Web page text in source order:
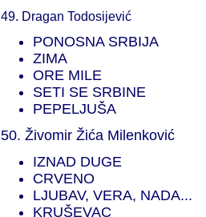
49. Dragan Todosijević
PONOSNA SRBIJA
ZIMA
ORE MILE
SETI SE SRBINE
PEPELJUŠA
50. Živomir Žića Milenković
IZNAD DUGE
CRVENO
LJUBAV, VERA, NADA...
KRUŠEVAC